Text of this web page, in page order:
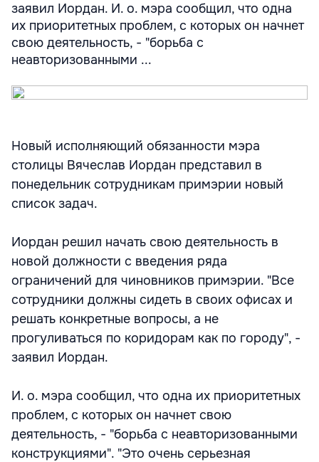
заявил Иордан. И. о. мэра сообщил, что одна
их приоритетных проблем, с которых он начнет
свою деятельность, - "борьба с
неавторизованными ...
Новый исполняющий обязанности мэра
столицы Вячеслав Иордан представил в
понедельник сотрудникам примэрии новый
список задач.
Иордан решил начать свою деятельность в
новой должности с введения ряда
ограничений для чиновников примэрии. "Все
сотрудники должны сидеть в своих офисах и
решать конкретные вопросы, а не
прогуливаться по коридорам как по городу", -
заявил Иордан.
И. о. мэра сообщил, что одна их приоритетных
проблем, с которых он начнет свою
деятельность, - "борьба с неавторизованными
конструкциями". "Это очень серьезная